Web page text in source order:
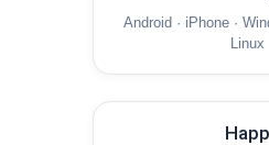
Android · iPhone ·
Linux
Happ